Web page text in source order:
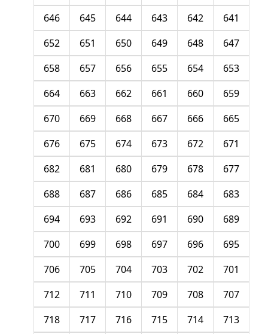
641
642
643
644
645
646
647
648
649
650
651
652
653
654
655
656
657
658
659
660
661
662
663
664
665
666
667
668
669
670
671
672
673
674
675
676
677
678
679
680
681
682
683
684
685
686
687
688
689
690
691
692
693
694
695
696
697
698
699
700
701
702
703
704
705
706
707
708
709
710
711
712
713
714
715
716
717
718